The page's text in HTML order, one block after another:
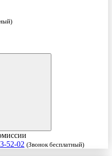
52-02 (Звонок бесплатный)